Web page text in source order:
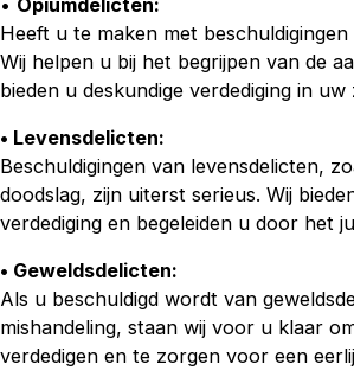
Heeft u te maken met
Wij helpen u bij het begrijpen van de
bieden u deskundige verdediging in uw
• Levensdelicten:
Beschuldigingen van levensdelicten,
doodslag, zijn uiterst serieus. Wij
verdediging en begeleiden u door het
• Geweldsdelicten:
Als u beschuldigd wordt van
mishandeling, staan wij voor u klaar
verdedigen en te zorgen voor een